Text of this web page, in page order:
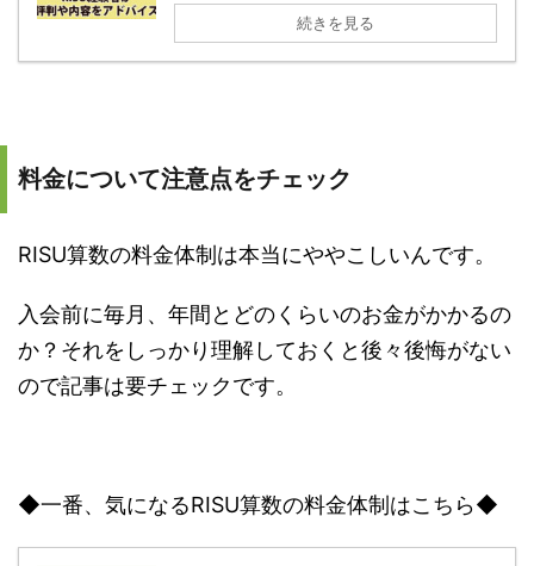
続きを見る
料金について注意点をチェック
RISU算数の料金体制は本当にややこしいんです。
入会前に毎月、年間とどのくらいのお金がかかるの
か？それをしっかり理解しておくと後々後悔がない
ので記事は要チェックです。
◆一番、気になるRISU算数の料金体制はこちら◆